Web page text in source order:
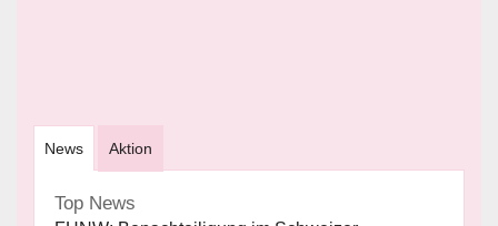
News Aktion
Top News